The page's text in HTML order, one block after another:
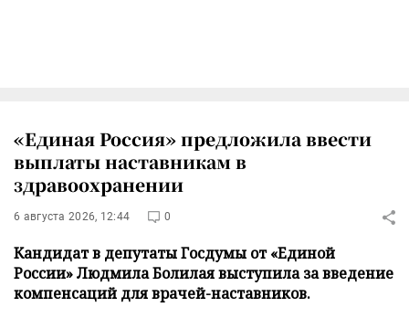
«Единая Россия» предложила ввести
выплаты наставникам в
здравоохранении
6 августа 2026, 12:44 0
Кандидат в депутаты Госдумы от «Единой
России» Людмила Болилая выступила за введение
компенсаций для врачей-наставников.